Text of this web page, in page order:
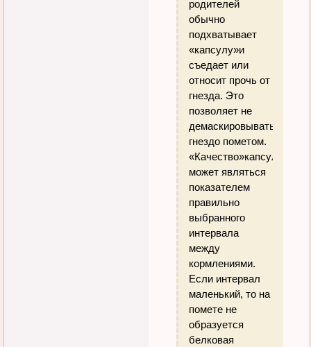
родителей
обычно
подхватывает
«капсулу»и
съедает или
относит прочь от
гнезда. Это
позволяет не
демаскировывать
гнездо пометом.
«Качество»капсулы
может являться
показателем
правильно
выбранного
интервала
между
кормлениями.
Если интервал
маленький, то на
помете не
образуется
белковая